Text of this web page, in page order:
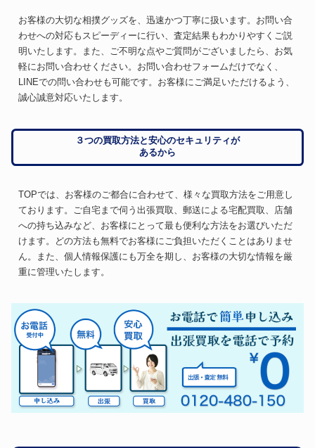
お客様の大切な相撲グッズを、迅速かつ丁寧に扱います。お問い合
わせへの対応もスピーディーに行い、査定結果もわかりやすくご説
明いたします。また、ご不明な点やご質問がございましたら、お気
軽にお問い合わせください。お問い合わせフォームだけでなく、
LINEでの問い合わせも可能です。お客様にご満足いただけるよう、
誠心誠意対応いたします。
３つの買取方法と安心のセキュリティが
あるから
TOPでは、お客様のご都合に合わせて、様々な買取方法をご用意し
ております。ご自宅まで伺う出張買取、郵送による宅配買取、店舗
への持ち込みなど、お客様にとって最も便利な方法をお選びいただ
けます。どの方法も無料でお客様にご負担いただくことはありませ
ん。また、個人情報保護にも万全を期し、お客様の大切な情報を厳
重に管理いたします。